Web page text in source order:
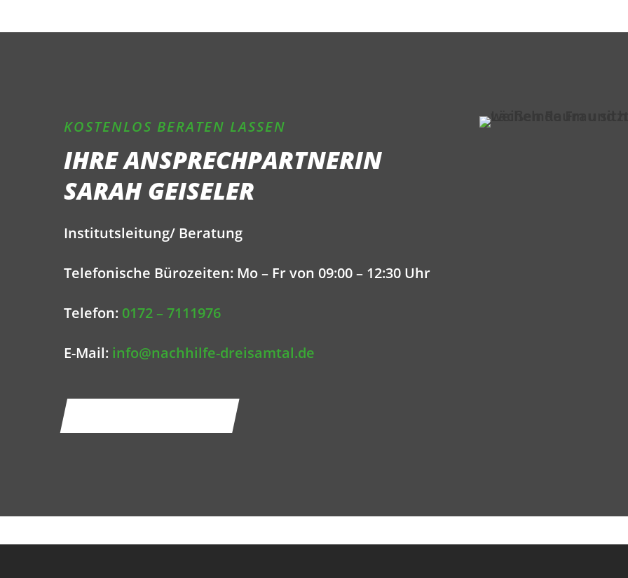
KOSTENLOS BERATEN LASSEN
IHRE ANSPRECHPARTNERIN
SARAH GEISELER
Institutsleitung/ Beratung
Telefonische Bürozeiten: Mo – Fr von 09:00 – 12:30 Uhr
Telefon: 0172 – 7111976
E-Mail: info@nachhilfe-dreisamtal.de